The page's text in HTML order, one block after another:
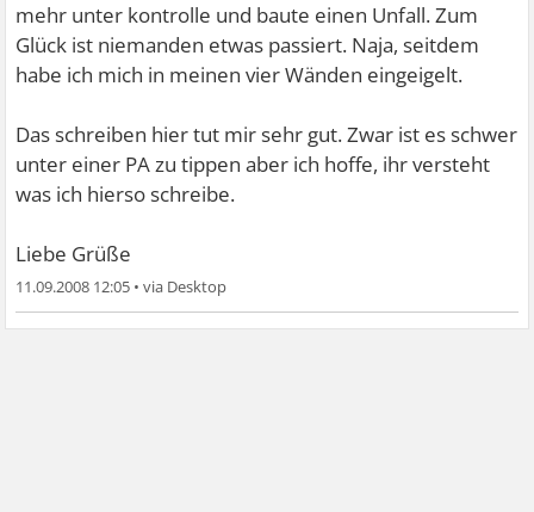
mehr unter kontrolle und baute einen Unfall. Zum
Glück ist niemanden etwas passiert. Naja, seitdem
habe ich mich in meinen vier Wänden eingeigelt.
Das schreiben hier tut mir sehr gut. Zwar ist es schwer
unter einer PA zu tippenaber ich hoffe, ihr versteht
was ich hierso schreibe.
Liebe Grüße
11.09.2008 12:05 •